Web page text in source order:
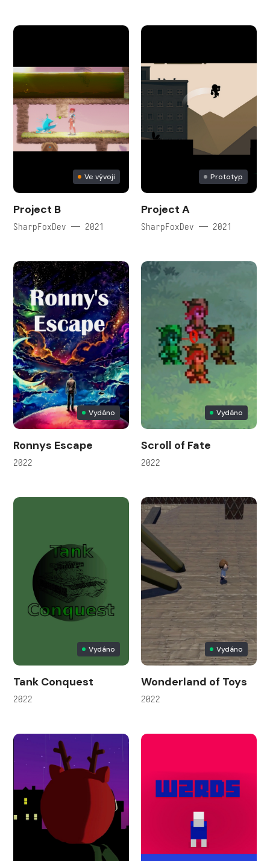
Ve vývoji
Project B
SharpFoxDev — 2021
Prototyp
Project A
SharpFoxDev — 2021
Vydáno
Ronnys Escape
2022
Vydáno
Scroll of Fate
2022
Vydáno
Tank Conquest
2022
Vydáno
Wonderland of Toys
2022